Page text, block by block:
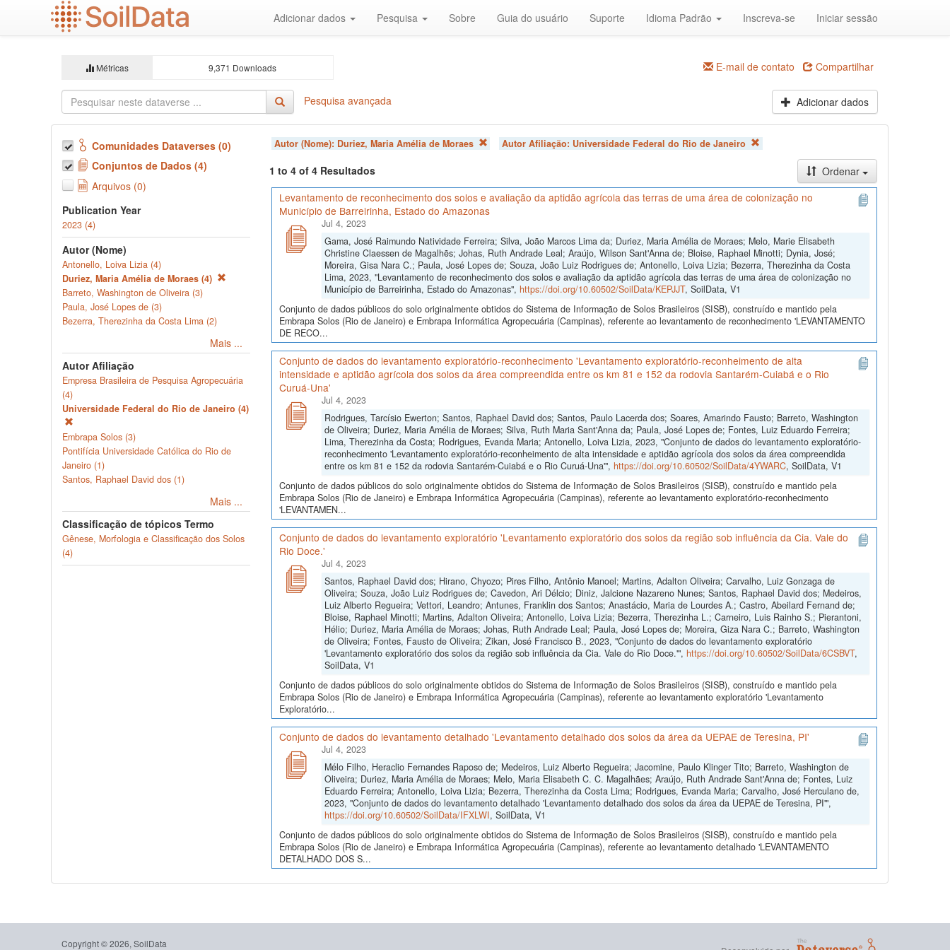
Adicionar dados Pesquisa Sobre Guia do usuário Suporte Idioma Padrão Inscreva-se Iniciar sessão
Métricas 9,371 Downloads E-mail de contato Compartilhar
Pesquisa avançada Adicionar dados
Comunidades Dataverses (0)
Conjuntos de Dados (4)
Arquivos (0)
Publication Year
2023 (4)
Autor (Nome)
Antonello, Loiva Lizia (4)
Duriez, Maria Amélia de Moraes (4)
Barreto, Washington de Oliveira (3)
Paula, José Lopes de (3)
Bezerra, Therezinha da Costa Lima (2)
Mais ...
Autor Afiliação
Empresa Brasileira de Pesquisa Agropecuária
(4)
Universidade Federal do Rio de Janeiro (4)
Embrapa Solos (3)
Pontifícia Universidade Católica do Rio de
Janeiro (1)
Santos, Raphael David dos (1)
Mais ...
Classificação de tópicos Termo
Gênese, Morfologia e Classificação dos Solos
(4)
Autor (Nome): Duriez, Maria Amélia de Moraes Autor Afiliação: Universidade Federal do Rio de Janeiro
1 to 4 of 4 Resultados
Ordenar
Levantamento de reconhecimento dos solos e avaliação da aptidão agrícola das terras de uma área de colonização no
Município de Barreirinha, Estado do Amazonas
Jul 4, 2023
Gama, José Raimundo Natividade Ferreira; Silva, João Marcos Lima da; Duriez, Maria Amélia de Moraes; Melo, Marie Elisabeth
Christine Claessen de Magalhẽs; Johas, Ruth Andrade Leal; Araújo, Wilson Sant'Anna de; Bloise, Raphael Minotti; Dynia, José;
Moreira, Gisa Nara C.; Paula, José Lopes de; Souza, João Luiz Rodrigues de; Antonello, Loiva Lizia; Bezerra, Therezinha da Costa
Lima, 2023, "Levantamento de reconhecimento dos solos e avaliação da aptidão agrícola das terras de uma área de colonização no
Município de Barreirinha, Estado do Amazonas", https://doi.org/10.60502/SoilData/KEPJJT, SoilData, V1
Conjunto de dados públicos do solo originalmente obtidos do Sistema de Informação de Solos Brasileiros (SISB), construído e mantido pela
Embrapa Solos (Rio de Janeiro) e Embrapa Informática Agropecuária (Campinas), referente ao levantamento de reconhecimento 'LEVANTAMENTO
DE RECO...
Conjunto de dados do levantamento exploratório-reconhecimento 'Levantamento exploratório-reconheimento de alta
intensidade e aptidão agrícola dos solos da área compreendida entre os km 81 e 152 da rodovia Santarém-Cuiabá e o Rio
Curuá-Una'
Jul 4, 2023
Rodrigues, Tarcísio Ewerton; Santos, Raphael David dos; Santos, Paulo Lacerda dos; Soares, Amarindo Fausto; Barreto, Washington
de Oliveira; Duriez, Maria Amélia de Moraes; Silva, Ruth Maria Sant'Anna da; Paula, José Lopes de; Fontes, Luiz Eduardo Ferreira;
Lima, Therezinha da Costa; Rodrigues, Evanda Maria; Antonello, Loiva Lizia, 2023, "Conjunto de dados do levantamento exploratório-
reconhecimento 'Levantamento exploratório-reconheimento de alta intensidade e aptidão agrícola dos solos da área compreendida
entre os km 81 e 152 da rodovia Santarém-Cuiabá e o Rio Curuá-Una'", https://doi.org/10.60502/SoilData/4YWARC, SoilData, V1
Conjunto de dados públicos do solo originalmente obtidos do Sistema de Informação de Solos Brasileiros (SISB), construído e mantido pela
Embrapa Solos (Rio de Janeiro) e Embrapa Informática Agropecuária (Campinas), referente ao levantamento exploratório-reconhecimento
'LEVANTAMEN...
Conjunto de dados do levantamento exploratório 'Levantamento exploratório dos solos da região sob influência da Cia. Vale do
Rio Doce.'
Jul 4, 2023
Santos, Raphael David dos; Hirano, Chyozo; Pires Filho, Antônio Manoel; Martins, Adalton Oliveira; Carvalho, Luiz Gonzaga de
Oliveira; Souza, João Luiz Rodrigues de; Cavedon, Ari Délcio; Diniz, Jalcione Nazareno Nunes; Santos, Raphael David dos; Medeiros,
Luiz Alberto Regueira; Vettori, Leandro; Antunes, Franklin dos Santos; Anastácio, Maria de Lourdes A.; Castro, Abeilard Fernand de;
Bloise, Raphael Minotti; Martins, Adalton Oliveira; Antonello, Loiva Lizia; Bezerra, Therezinha L.; Carneiro, Luis Rainho S.; Pierantoni,
Hélio; Duriez, Maria Amélia de Moraes; Johas, Ruth Andrade Leal; Paula, José Lopes de; Moreira, Giza Nara C.; Barreto, Washington
de Oliveira; Fontes, Fausto de Oliveira; Zikan, José Francisco B., 2023, "Conjunto de dados do levantamento exploratório
'Levantamento exploratório dos solos da região sob influência da Cia. Vale do Rio Doce.'", https://doi.org/10.60502/SoilData/6CSBVT,
SoilData, V1
Conjunto de dados públicos do solo originalmente obtidos do Sistema de Informação de Solos Brasileiros (SISB), construído e mantido pela
Embrapa Solos (Rio de Janeiro) e Embrapa Informática Agropecuária (Campinas), referente ao levantamento exploratório 'Levantamento
Exploratório...
Conjunto de dados do levantamento detalhado 'Levantamento detalhado dos solos da área da UEPAE de Teresina, PI'
Jul 4, 2023
Mélo Filho, Heraclio Fernandes Raposo de; Medeiros, Luiz Alberto Regueira; Jacomine, Paulo Klinger Tito; Barreto, Washington de
Oliveira; Duriez, Maria Amélia de Moraes; Melo, Maria Elisabeth C. C. Magalhães; Araújo, Ruth Andrade Sant'Anna de; Fontes, Luiz
Eduardo Ferreira; Antonello, Loiva Lizia; Bezerra, Therezinha da Costa Lima; Rodrigues, Evanda Maria; Carvalho, José Herculano de,
2023, "Conjunto de dados do levantamento detalhado 'Levantamento detalhado dos solos da área da UEPAE de Teresina, PI'",
https://doi.org/10.60502/SoilData/IFXLWI, SoilData, V1
Conjunto de dados públicos do solo originalmente obtidos do Sistema de Informação de Solos Brasileiros (SISB), construído e mantido pela
Embrapa Solos (Rio de Janeiro) e Embrapa Informática Agropecuária (Campinas), referente ao levantamento detalhado 'LEVANTAMENTO
DETALHADO DOS S...
Copyright © 2026, SoilData